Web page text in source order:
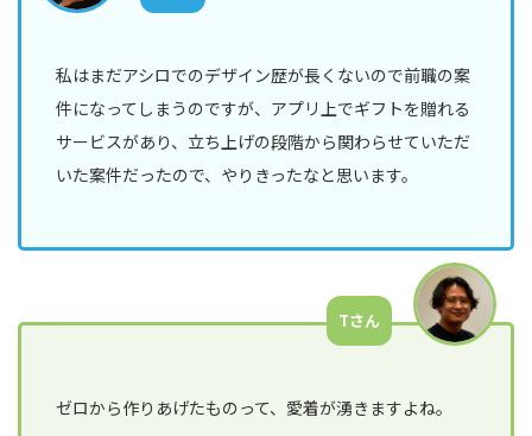
私はまだアシロでのデザイン歴が長くないので前職の案
件になってしまうのですが、アプリ上でギフトを贈れる
サービスがあり、立ち上げの段階から関わらせていただ
いた案件だったので、やりきったなと思います。
Tさん
ゼロから作りあげたものって、愛着が湧きますよね。